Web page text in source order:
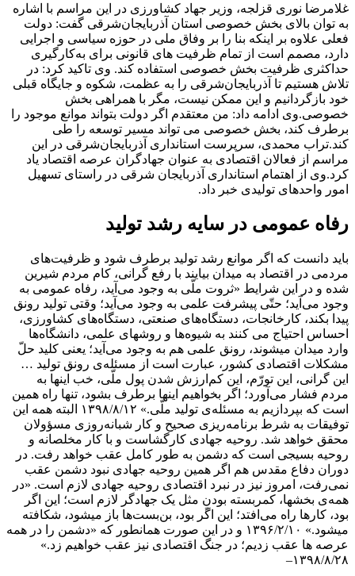
غلامرضا نوری قزلجه، وزیر جهاد کشاورزی در این مراسم با اشاره
به توان بالای بخش خصوصی استان آذربایجان‌شرقی گفت: دولت
فعلی علاوه بر اینکه بنا را بر وفاق ملی در حوزه سیاسی و اجرایی
دارد، مصمم است از تمام ظرفیت های قانونی برای به‌کارگیری
حداکثری ظرفیت بخش خصوصی استفاده کند. وی تاکید کرد: در
تلاش هستیم تا آذربایجان‌شرقی را به عظمت، شکوه و جایگاه قبلی
خود بازگردانیم و این ممکن نیست، مگر با همراهی بخش
خصوصی.وی ادامه داد: من معتقدم اگر دولت بتواند موانع موجود را
برطرف کند، بخش خصوصی می تواند مسیر توسعه را طی
کند.تراب محمدی، سرپرست استانداری آذربایجان‌شرقی در این
مراسم از فعالان اقتصادی به عنوان جهادگران عرصه اقتصاد یاد
کرد.وی از اهتمام استانداری آذربایجان شرقی در راستای تسهیل
امور واحدهای تولیدی خبر داد.
رفاه عمومی در سایه رشد تولید
باید دانست که اگر موانع رشد تولید برطرف شود و ظرفیت‌های
مردمی در اقتصاد به میدان بیایند با رفع گرانی، کام مردم شیرین
شده و در این شرایط «ثروت ملّی به وجود می‌آید، رفاه عمومی به
وجود می‌آید؛ حتّی پیشرفت علمی به وجود می‌آید؛ وقتی تولید رونق
پیدا بکند، کارخانجات، دستگاه‌های صنعتی، دستگاه‌های کشاورزی،
احساس احتیاج می کنند به شیوه‌ها و روشهای علمی، دانشگاه‌ها
وارد میدان میشوند، رونق علمی هم به وجود می‌آید؛ یعنی کلید حلّ
مشکلات اقتصادی کشور، عبارت است از مسئله‌ی رونق تولید …
این گرانی، این تورّم، این کم‌ارزش شدن پول ملّی، خب اینها به
مردم فشار می‌آورد؛ اگر بخواهیم اینها برطرف بشود، تنها راه همین
است که بپردازیم به مسئله‌ی تولید ملّی.» ۱۳۹۸/۸/۱۲
البته همه این
توفیقات به شرط برنامه‌ریزی صحیح و کار شبانه‌روزی مسؤولان
محقق خواهد شد. روحیه جهادی کارگشاست و با کار مخلصانه و
روحیه بسیجی است که دشمن به طور کامل عقب خواهد رفت. در
دوران دفاع مقدس هم اگر همین روحیه جهادی نبود دشمن عقب
نمی‌رفت، امروز نیز در نبرد اقتصادی روحیه جهادی لازم است. «در
همه‌ی بخشها، کمربسته بودنِ مثل یک جهادگر لازم است‌؛ این اگر
بود، کارها راه می‌افتد؛ این اگر بود، بن‌بست‌ها باز میشود، شکافته
میشود.» ۱۳۹۶/۲/۱۰ و در این صورت همانطور که «دشمن را در همه
عرصه ها عقب زدیم؛ در جنگ اقتصادی نیز عقب خواهیم زد.»
۱۳۹۸/۸/۲۸–